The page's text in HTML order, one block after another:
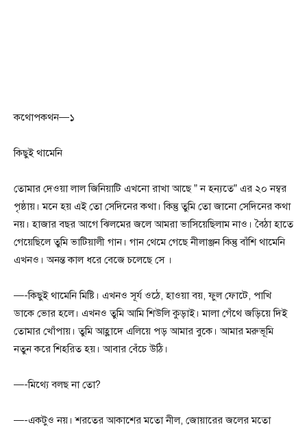
কথোপকথন—১
কিছুই থামেনি
তোমার দেওয়া লাল জিনিয়াটি এখনো রাখা আছে ” ন হন্যতে” এর ২০ নম্বর
পৃষ্ঠায়। মনে হয় এই তো সেদিনের কথা। কিন্তু তুমি তো জানো সেদিনের কথা
নয়। হাজার বছর আগে ঝিলমের জলে আমরা ভাসিয়েছিলাম নাও। বৈঠা হাতে
গেয়েছিলে তুমি ভাটিয়ালী গান। গান থেমে গেছে নীলাঞ্জন কিন্তু বাঁশি থামেনি
এখনও। অনন্ত কাল ধরে বেজে চলেছে সে ।
—-কিছুই থামেনি মিষ্টি। এখনও সূর্য ওঠে, হাওয়া বয়, ফুল ফোটে, পাখি
ডাকে ভোর হলে। এখনও তুমি আমি শিউলি কুড়াই। মালা গেঁথে জড়িয়ে দিই
তোমার খোঁপায়। তুমি আহ্লাদে এলিয়ে পড় আমার বুকে। আমার মরুভূমি
নতুন করে শিহরিত হয়। আবার বেঁচে উঠি।
—-মিথ্যে বলছ না তো?
—-একটুও নয়। শরতের আকাশের মতো নীল, জোয়ারের জলের মতো